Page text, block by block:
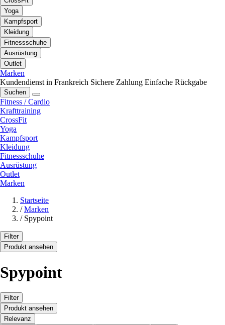
Yoga
Kampfsport
Kleidung
Fitnessschuhe
Ausrüstung
Outlet
Marken
Kundendienst in Frankreich Sichere Zahlung Einfache Rückgabe
Suchen
Fitness / Cardio
Krafttraining
CrossFit
Yoga
Kampfsport
Kleidung
Fitnessschuhe
Ausrüstung
Outlet
Marken
Startseite
/ Marken
/ Spypoint
Filter
Produkt ansehen
Spypoint
Filter
Produkt ansehen
Relevanz